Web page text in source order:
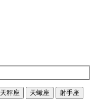
天秤座 天蠍座 射手座